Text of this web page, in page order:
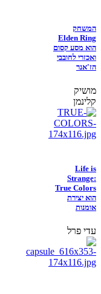
המשחק
Elden Ring
הוא מסע קסום
ואכזרי לחובבי
הז'אנר
מושיק
קלינמן
Life is
Strange:
True Colors
הוא יצירת
אומנות
עדי פרל